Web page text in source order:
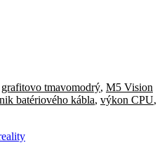
grafitovo tmavomodrý, M5 Vision
batériového kábla, výkon CPU,